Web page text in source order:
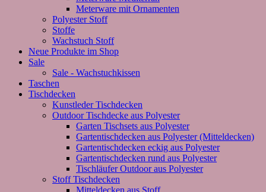
Meterware mit Ornamenten
Polyester Stoff
Stoffe
Wachstuch Stoff
Neue Produkte im Shop
Sale
Sale - Wachstuchkissen
Taschen
Tischdecken
Kunstleder Tischdecken
Outdoor Tischdecke aus Polyester
Garten Tischsets aus Polyester
Gartentischdecken aus Polyester (Mitteldecken)
Gartentischdecken eckig aus Polyester
Gartentischdecken rund aus Polyester
Tischläufer Outdoor aus Polyester
Stoff Tischdecken
Mitteldecken aus Stoff